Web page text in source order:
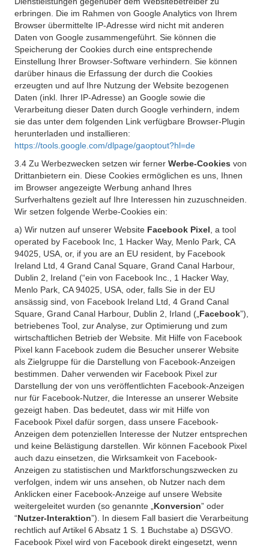
erbringen. Die im Rahmen von Google Analytics von Ihrem
Browser übermittelte IP-Adresse wird nicht mit anderen
Daten von Google zusammengeführt. Sie können die
Speicherung der Cookies durch eine entsprechende
Einstellung Ihrer Browser-Software verhindern. Sie können
darüber hinaus die Erfassung der durch die Cookies
erzeugten und auf Ihre Nutzung der Website bezogenen
Daten (inkl. Ihrer IP-Adresse) an Google sowie die
Verarbeitung dieser Daten durch Google verhindern, indem
sie das unter dem folgenden Link verfügbare Browser-Plugin
herunterladen und installieren:
https://tools.google.com/dlpage/gaoptout?hl=de
3.4 Zu Werbezwecken setzen wir ferner Werbe-Cookies von
Drittanbietern ein. Diese Cookies ermöglichen es uns, Ihnen
im Browser angezeigte Werbung anhand Ihres
Surfverhaltens gezielt auf Ihre Interessen hin zuzuschneiden.
Wir setzen folgende Werbe-Cookies ein:
a) Wir nutzen auf unserer Website Facebook Pixel , a tool
operated by Facebook Inc, 1 Hacker Way, Menlo Park, CA
94025, USA, or, if you are an EU resident, by Facebook
Ireland Ltd, 4 Grand Canal Square, Grand Canal Harbour,
Dublin 2, Ireland (“ein von Facebook Inc., 1 Hacker Way,
Menlo Park, CA 94025, USA, oder, falls Sie in der EU
ansässig sind, von Facebook Ireland Ltd, 4 Grand Canal
Square, Grand Canal Harbour, Dublin 2, Irland („ Facebook”),
betriebenes Tool, zur Analyse, zur Optimierung und zum
wirtschaftlichen Betrieb der Website. Mit Hilfe von Facebook
Pixel kann Facebook zudem die Besucher unserer Website
als Zielgruppe für die Darstellung von Facebook-Anzeigen
bestimmen. Daher verwenden wir Facebook Pixel zur
Darstellung der von uns veröffentlichten Facebook-Anzeigen
nur für Facebook-Nutzer, die Interesse an unserer Website
gezeigt haben. Das bedeutet, dass wir mit Hilfe von
Facebook Pixel dafür sorgen, dass unsere Facebook-
Anzeigen dem potenziellen Interesse der Nutzer entsprechen
und keine Belästigung darstellen. Wir können Facebook Pixel
auch dazu einsetzen, die Wirksamkeit von Facebook-
Anzeigen zu statistischen und Marktforschungszwecken zu
verfolgen, indem wir uns ansehen, ob Nutzer nach dem
Anklicken einer Facebook-Anzeige auf unsere Website
weitergeleitet wurden (so genannte „ Konversion” oder
“Nutzer-Interaktion”). In diesem Fall basiert die Verarbeitung
rechtlich auf Artikel 6 Absatz 1 S. 1 Buchstabe a) DSGVO.
Facebook Pixel wird von Facebook direkt eingesetzt, wenn